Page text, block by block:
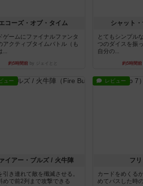
コーズ・オブ・タイム
ゲームにファイナルファンタ
アクティブタイムバトル（も
...
約5時間前 by ジェイとと
シャット
とてもシンプル
つのダイスを振
自分の...
約5時間前
ュー
イアー・ブルズ / 火牛陣
引き連れて敵を殲滅させる。
めで前2列まで攻撃できる
レビュー
フ
カードをめくる
めてパスした時